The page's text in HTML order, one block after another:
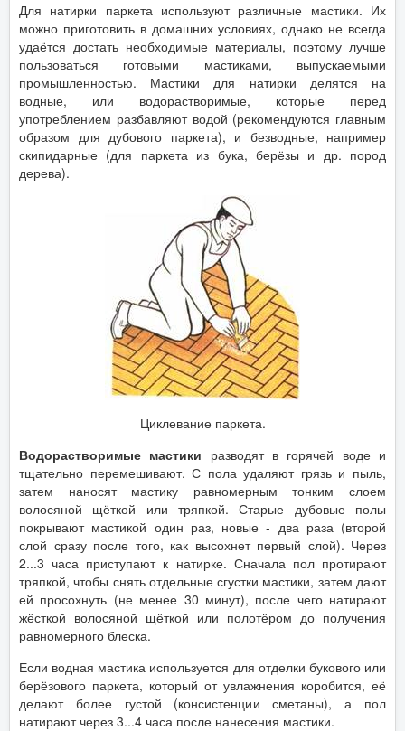
Для натирки паркета используют различные мастики. Их
можно приготовить в домашних условиях, однако не всегда
удаётся достать необходимые материалы, поэтому лучше
пользоваться готовыми мастиками, выпускаемыми
промышленностью. Мастики для натирки делятся на
водные, или водорастворимые, которые перед
употреблением разбавляют водой (рекомендуются главным
образом для дубового паркета), и безводные, например
скипидарные (для паркета из бука, берёзы и др. пород
дерева).
Циклевание паркета.
Водорастворимые мастики разводят в горячей воде и
тщательно перемешивают. С пола удаляют грязь и пыль,
затем наносят мастику равномерным тонким слоем
волосяной щёткой или тряпкой. Старые дубовые полы
покрывают мастикой один раз, новые - два раза (второй
слой сразу после того, как высохнет первый слой). Через
2...3 часа приступают к натирке. Сначала пол протирают
тряпкой, чтобы снять отдельные сгустки мастики, затем дают
ей просохнуть (не менее 30 минут), после чего натирают
жёсткой волосяной щёткой или полотёром до получения
равномерного блеска.
Если водная мастика используется для отделки букового или
берёзового паркета, который от увлажнения коробится, её
делают более густой (консистенции сметаны), а пол
натирают через 3...4 часа после нанесения мастики.